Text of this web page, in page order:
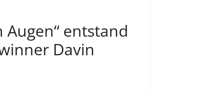
Augen“ entstand
Davin